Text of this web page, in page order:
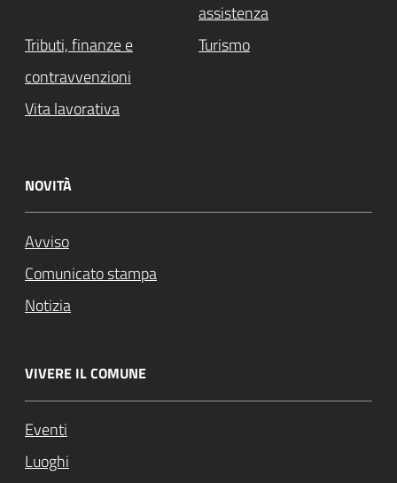
assistenza
Tributi, finanze e
contravvenzioni
Turismo
Vita lavorativa
NOVITÀ
Avviso
Comunicato stampa
Notizia
VIVERE IL COMUNE
Eventi
Luoghi